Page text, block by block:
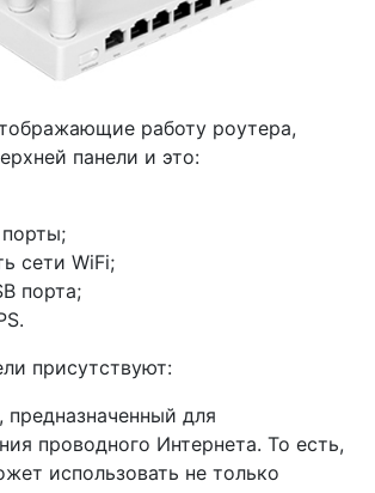
работу роутера,
панели и это:
сети WiFi;
порта;
присутствуют:
предназначенный для
проводного Интернета. То есть,
использовать не только